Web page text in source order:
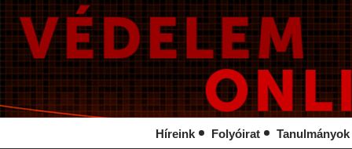
Híreink Folyóirat Tanulmányok